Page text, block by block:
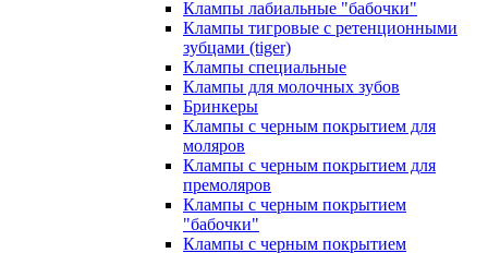
Клампы лабиальные "бабочки"
Клампы тигровые с ретенционными
зубцами (tiger)
Клампы специальные
Клампы для молочных зубов
Бринкеры
Клампы с черным покрытием для
моляров
Клампы с черным покрытием для
премоляров
Клампы с черным покрытием
"бабочки"
Клампы с черным покрытием